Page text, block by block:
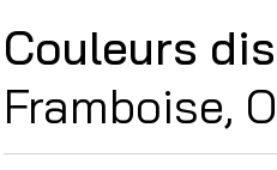
Couleurs
Framboise,